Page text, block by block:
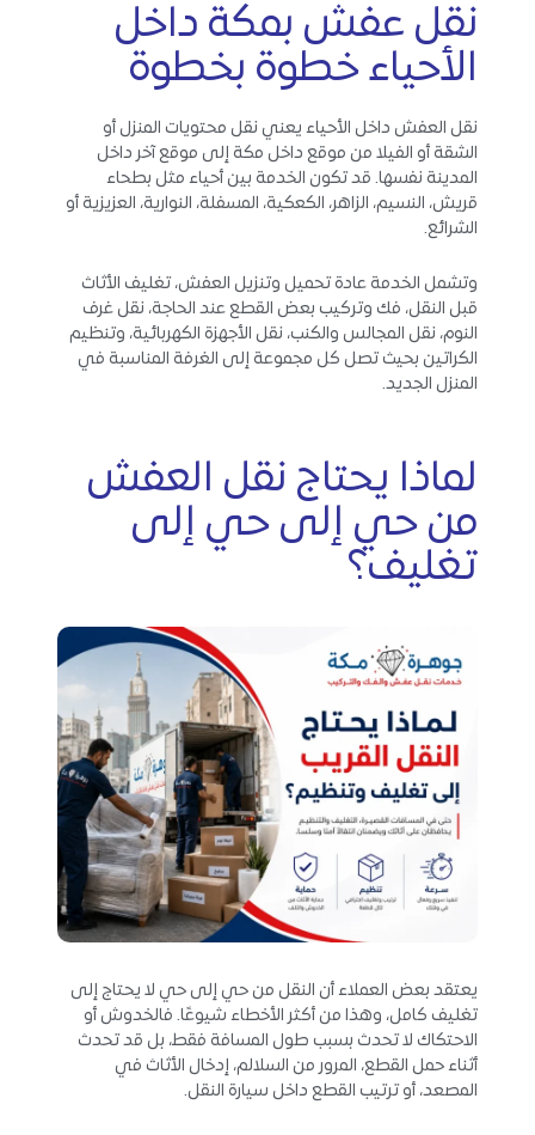
نقل عفش بمكة داخل
الأحياء خطوة بخطوة
نقل العفش داخل الأحياء يعني نقل محتويات المنزل أو
الشقة أو الفيلا من موقع داخل مكة إلى موقع آخر داخل
المدينة نفسها. قد تكون الخدمة بين أحياء مثل بطحاء
قريش، النسيم، الزاهر، الكعكية، المسفلة، النوارية، العزيزية أو
الشرائع.
وتشمل الخدمة عادة تحميل وتنزيل العفش، تغليف الأثاث
قبل النقل، فك وتركيب بعض القطع عند الحاجة، نقل غرف
النوم، نقل المجالس والكنب، نقل الأجهزة الكهربائية، وتنظيم
الكراتين بحيث تصل كل مجموعة إلى الغرفة المناسبة في
المنزل الجديد.
لماذا يحتاج نقل العفش
من حي إلى حي إلى
تغليف؟
يعتقد بعض العملاء أن النقل من حي إلى حي لا يحتاج إلى
تغليف كامل، وهذا من أكثر الأخطاء شيوعًا. فالخدوش أو
الاحتكاك لا تحدث بسبب طول المسافة فقط، بل قد تحدث
أثناء حمل القطع، المرور من السلالم، إدخال الأثاث في
المصعد، أو ترتيب القطع داخل سيارة النقل.